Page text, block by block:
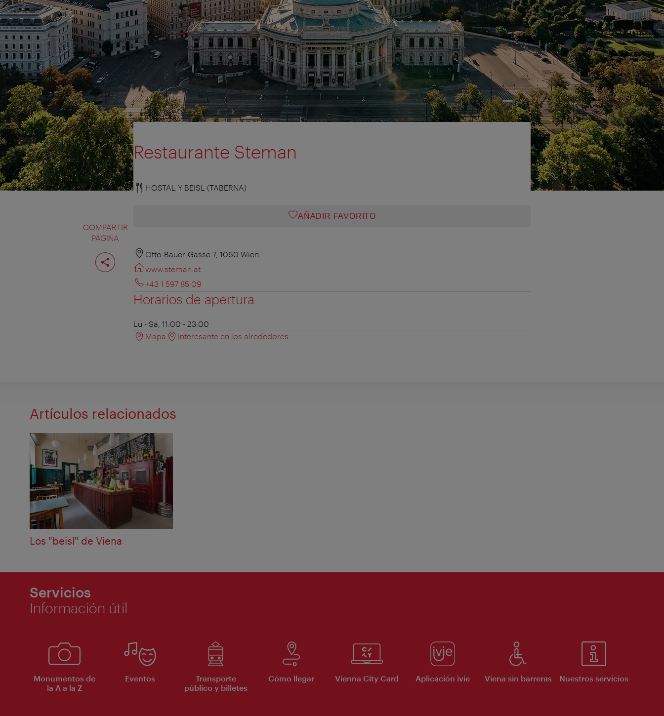
COMPARTIR
PÁGINA
Compartir
página
Restaurante Steman
HOSTAL Y BEISL (TABERNA)
AÑADIR FAVORITO
Otto-Bauer-Gasse 7, 1060 Wien
www.steman.at
+43 1 597 85 09
Horarios de apertura
Lu - Sá, 11:00 - 23:00
Mapa
Interesante en los alrededores
Artículos relacionados
Los "beisl" de Viena
Servicios
Información útil
Monumentos de
la A a la Z
Eventos
Transporte
público y billetes
Cómo llegar Vienna City Card Aplicación ivie Viena sin barreras Nuestros servicios